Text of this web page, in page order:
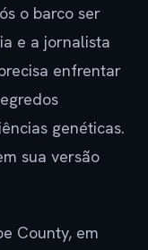
o barco ser
e a jornalista
enfrentar
genéticas.
sua versão
County, em